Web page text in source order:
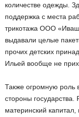
количестве одежды.
поддержка с места
трикотажа ООО
выдавали целые
прочих детских
Ильей вообще не
Также огромную роль
стороны государства.
материнский